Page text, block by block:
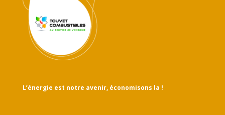
L’énergie est notre avenir, économisons la !